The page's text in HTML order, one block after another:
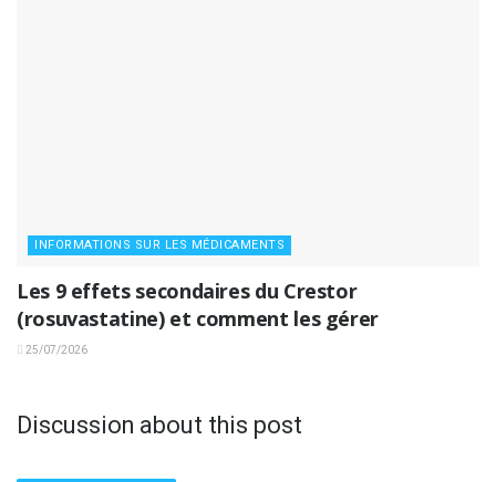
INFORMATIONS SUR LES MÉDICAMENTS
Les 9 effets secondaires du Crestor
(rosuvastatine) et comment les gérer
25/07/2026
Discussion about this post